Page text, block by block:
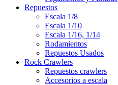
Repuestos
Escala 1/8
Escala 1/10
Escala 1/16, 1/14
Rodamientos
Repuestos Usados
Rock Crawlers
Repuestos crawlers
Accesorios a escala